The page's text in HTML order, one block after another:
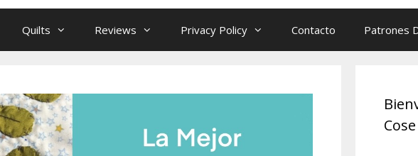
Quilts Reviews Privacy Policy Contacto Patrones